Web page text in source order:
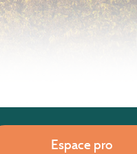
NOUS CONTACTER
Espace pro